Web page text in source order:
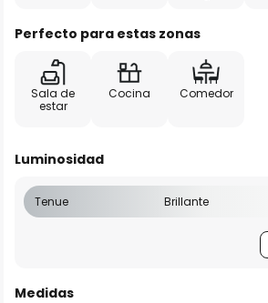
Perfecto para estas zonas
Sala de
estar
Cocina Comedor
Luminosidad
Tenue Brillante
Medidas